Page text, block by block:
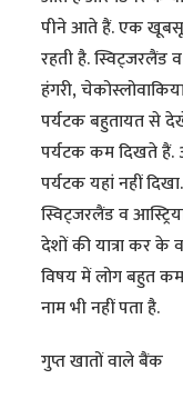
पीने आते हैं. एक
रहती है. स्विट्जरलैंड
हंगरी,
पर्यटक बहुतायत से
पर्यटक कम दिखते हैं.
पर्यटक यहां नहीं
स्विट्जरलैंड व
देशों की यात्रा कर
विषय में लोग बहुत
नाम भी नहीं पता है.
गुप्त खातों वाले बैंक